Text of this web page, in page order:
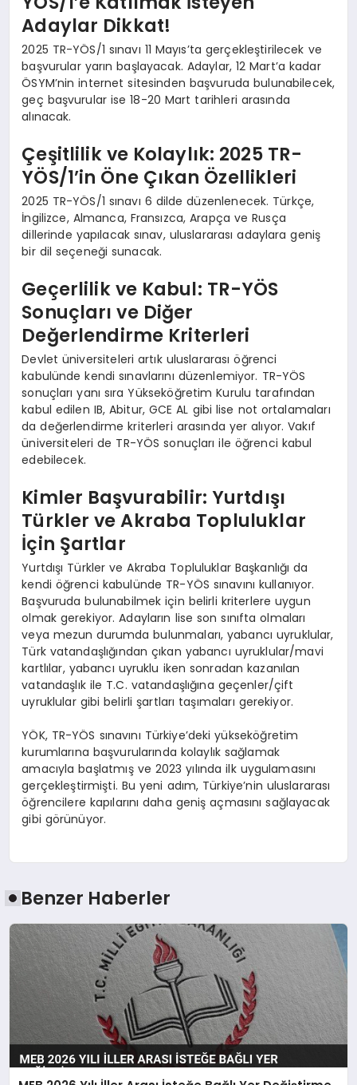
Adaylar Dikkat!
2025 TR-YÖS/1 sınavı 11 Mayıs’ta gerçekleştirilecek ve
başvurular yarın başlayacak. Adaylar, 12 Mart’a kadar
ÖSYM’nin internet sitesinden başvuruda bulunabilecek,
geç başvurular ise 18-20 Mart tarihleri arasında
alınacak.
Çeşitlilik ve Kolaylık: 2025 TR-
YÖS/1’in Öne Çıkan Özellikleri
2025 TR-YÖS/1 sınavı 6 dilde düzenlenecek. Türkçe,
İngilizce, Almanca, Fransızca, Arapça ve Rusça
dillerinde yapılacak sınav, uluslararası adaylara geniş
bir dil seçeneği sunacak.
Geçerlilik ve Kabul: TR-YÖS
Sonuçları ve Diğer
Değerlendirme Kriterleri
Devlet üniversiteleri artık uluslararası öğrenci
kabulünde kendi sınavlarını düzenlemiyor. TR-YÖS
sonuçları yanı sıra Yükseköğretim Kurulu tarafından
kabul edilen IB, Abitur, GCE AL gibi lise not ortalamaları
da değerlendirme kriterleri arasında yer alıyor. Vakıf
üniversiteleri de TR-YÖS sonuçları ile öğrenci kabul
edebilecek.
Kimler Başvurabilir: Yurtdışı
Türkler ve Akraba Topluluklar
İçin Şartlar
Yurtdışı Türkler ve Akraba Topluluklar Başkanlığı da
kendi öğrenci kabulünde TR-YÖS sınavını kullanıyor.
Başvuruda bulunabilmek için belirli kriterlere uygun
olmak gerekiyor. Adayların lise son sınıfta olmaları
veya mezun durumda bulunmaları, yabancı uyruklular,
Türk vatandaşlığından çıkan yabancı uyruklular/mavi
kartlılar, yabancı uyruklu iken sonradan kazanılan
vatandaşlık ile T.C. vatandaşlığına geçenler/çift
uyruklular gibi belirli şartları taşımaları gerekiyor.
YÖK, TR-YÖS sınavını Türkiye’deki yükseköğretim
kurumlarına başvurularında kolaylık sağlamak
amacıyla başlatmış ve 2023 yılında ilk uygulamasını
gerçekleştirmişti. Bu yeni adım, Türkiye’nin uluslararası
öğrencilere kapılarını daha geniş açmasını sağlayacak
gibi görünüyor.
Benzer Haberler